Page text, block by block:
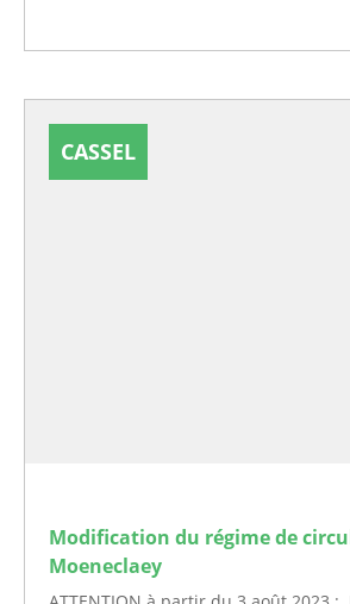
CASSEL
Modification du régime de
Moeneclaey